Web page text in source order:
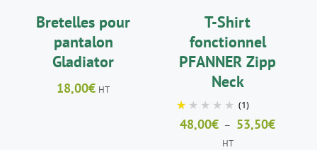
OPTIONS
PEUVENT
ÊTRE
CHOISIES
LA
Bretelles pour
pantalon
Gladiator
18,00€ HT
OPTIONS
PEUVENT
ÊTRE
CHOISIES
PAGE
DU
PRODUIT
T-Shirt
fonctionnel
PFANNER Zipp
Neck
(1)
48,00€ – 53,50€Plage
HT